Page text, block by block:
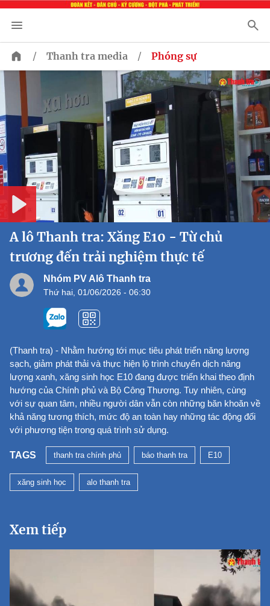
/ Thanh tra media / Phóng sự
Play
A lô Thanh tra: Xăng E10 - Từ chủ
trương đến trải nghiệm thực tế
Nhóm PV Alô Thanh tra
Thứ hai, 01/06/2026 - 06:30
(Thanh tra) - Nhằm hướng tới mục tiêu phát triển năng lượng
sạch, giảm phát thải và thực hiện lộ trình chuyển dịch năng
lượng xanh, xăng sinh học E10 đang được triển khai theo định
hướng của Chính phủ và Bộ Công Thương. Tuy nhiên, cùng
với sự quan tâm, nhiều người dân vẫn còn những băn khoăn về
khả năng tương thích, mức độ an toàn hay những tác động đối
với phương tiện trong quá trình sử dụng.
TAGS thanh tra chính phủ báo thanh tra E10
xăng sinh học alo thanh tra
Xem tiếp